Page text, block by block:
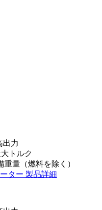
出力
トルク
重量（燃料を除く）
ター 製品詳細